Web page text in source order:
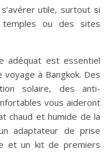
utile, surtout si
ou des sites
adéquat est essentiel
à Bangkok. Des
solaire, des anti-
vous aideront
chaud et humide de la
adaptateur de prise
et un kit de premiers